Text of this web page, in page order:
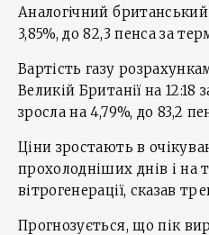
Аналогічний
3,85%, до 82,3 пенса за
Вартість газу
Великій Британії на 12:18
зросла на 4,79%, до 83,2
Ціни зростають в
прохолодніших днів і на
вітрогенерації, сказав
Прогнозується, що пік